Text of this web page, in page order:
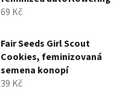
69 Kč
Fair Seeds Girl Scout
Cookies, feminizovaná
semena konopí
39 Kč